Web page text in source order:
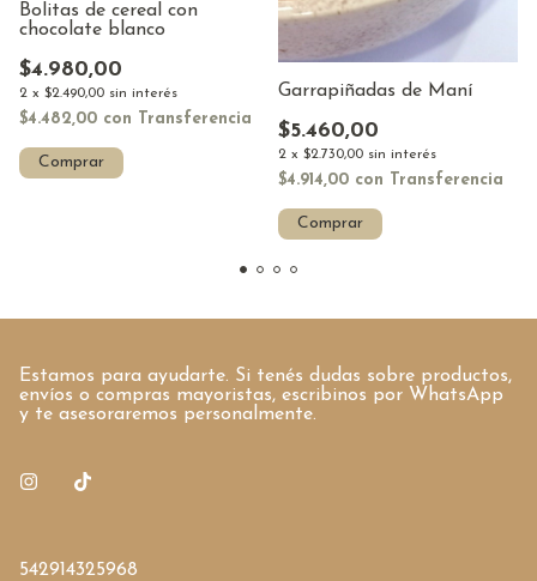
Bolitas de cereal con
chocolate blanco
$4.980,00
2 x $2.490,00 sin interés
$4.482,00 con Transferencia
Comprar
Garrapiñadas de Maní
$5.460,00
2 x $2.730,00 sin interés
$4.914,00 con Transferencia
Comprar
Estamos para ayudarte. Si tenés dudas sobre productos,
envíos o compras mayoristas, escribinos por WhatsApp
y te asesoraremos personalmente.
542914325968